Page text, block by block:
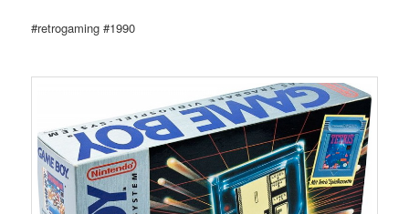
#retrogaming #1990